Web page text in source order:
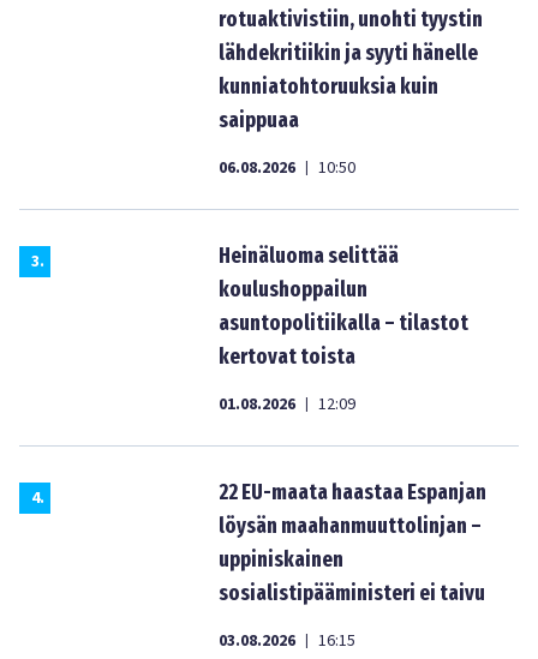
rotuaktivistiin, unohti tyystin
lähdekritiikin ja syyti hänelle
kunniatohtoruuksia kuin
saippuaa
06.08.2026 | 10:50
3.
Heinäluoma selittää
koulushoppailun
asuntopolitiikalla – tilastot
kertovat toista
01.08.2026 | 12:09
4.
22 EU-maata haastaa Espanjan
löysän maahanmuuttolinjan –
uppiniskainen
sosialistipääministeri ei taivu
03.08.2026 | 16:15